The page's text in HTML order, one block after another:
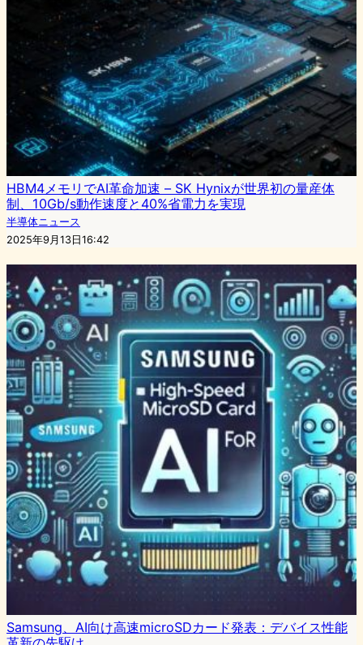
HBM4メモリでAI革命加速 – SK Hynixが世界初の量産体
制、10Gb/s動作速度と40%省電力を実現
半導体ニュース
2025年9月13日16:42
Samsung、AI向け高速microSDカード発表：デバイス性能